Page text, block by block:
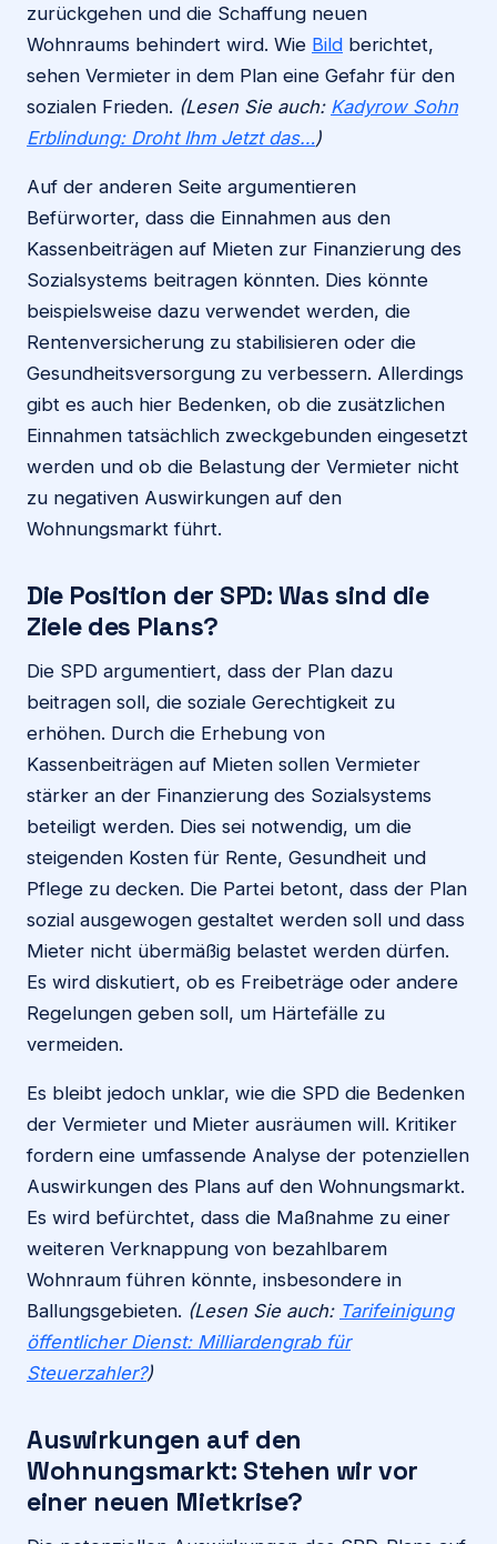
zurückgehen und die Schaffung neuen
Wohnraums behindert wird. Wie Bild berichtet,
sehen Vermieter in dem Plan eine Gefahr für den
sozialen Frieden. (Lesen Sie auch: Kadyrow Sohn
Erblindung: Droht Ihm Jetzt das…)
Auf der anderen Seite argumentieren
Befürworter, dass die Einnahmen aus den
Kassenbeiträgen auf Mieten zur Finanzierung des
Sozialsystems beitragen könnten. Dies könnte
beispielsweise dazu verwendet werden, die
Rentenversicherung zu stabilisieren oder die
Gesundheitsversorgung zu verbessern. Allerdings
gibt es auch hier Bedenken, ob die zusätzlichen
Einnahmen tatsächlich zweckgebunden eingesetzt
werden und ob die Belastung der Vermieter nicht
zu negativen Auswirkungen auf den
Wohnungsmarkt führt.
Die Position der SPD: Was sind die
Ziele des Plans?
Die SPD argumentiert, dass der Plan dazu
beitragen soll, die soziale Gerechtigkeit zu
erhöhen. Durch die Erhebung von
Kassenbeiträgen auf Mieten sollen Vermieter
stärker an der Finanzierung des Sozialsystems
beteiligt werden. Dies sei notwendig, um die
steigenden Kosten für Rente, Gesundheit und
Pflege zu decken. Die Partei betont, dass der Plan
sozial ausgewogen gestaltet werden soll und dass
Mieter nicht übermäßig belastet werden dürfen.
Es wird diskutiert, ob es Freibeträge oder andere
Regelungen geben soll, um Härtefälle zu
vermeiden.
Es bleibt jedoch unklar, wie die SPD die Bedenken
der Vermieter und Mieter ausräumen will. Kritiker
fordern eine umfassende Analyse der potenziellen
Auswirkungen des Plans auf den Wohnungsmarkt.
Es wird befürchtet, dass die Maßnahme zu einer
weiteren Verknappung von bezahlbarem
Wohnraum führen könnte, insbesondere in
Ballungsgebieten. (Lesen Sie auch: Tarifeinigung
öffentlicher Dienst: Milliardengrab für
Steuerzahler?)
Auswirkungen auf den
Wohnungsmarkt: Stehen wir vor
einer neuen Mietkrise?